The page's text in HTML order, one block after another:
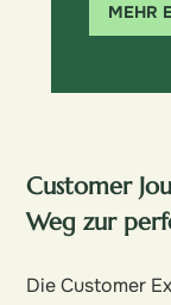
MEHR
Customer
Weg zur
Die Customer